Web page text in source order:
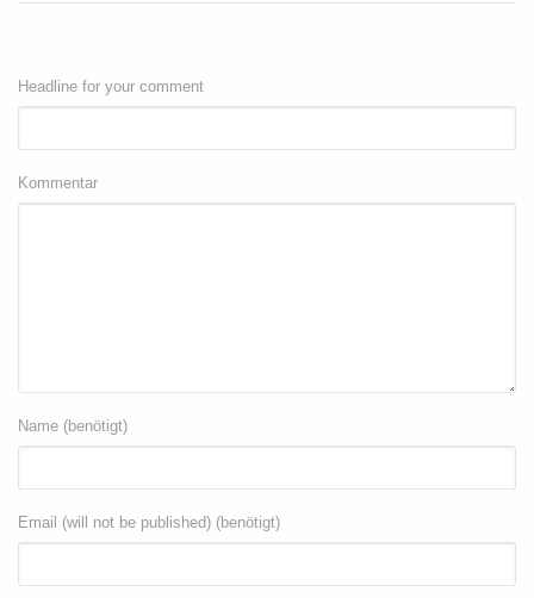
Headline for your comment
Kommentar
Name (benötigt)
Email (will not be published) (benötigt)